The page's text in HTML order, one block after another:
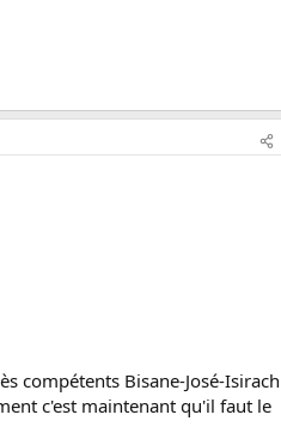
compétents Bisane-José-
c'est maintenant qu'il faut le